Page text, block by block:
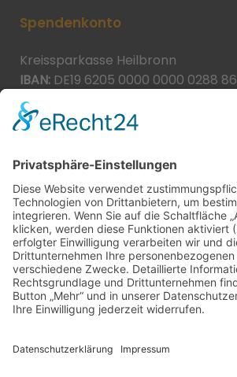
Spendenkonto
Kreissparkasse Heilbronn
IBAN: DE19 6205 0000 0000 0288 86
BIC:
Spende direkt via PayPal
JETZT SPENDEN
paypal@heilbronner-tierschutz.de